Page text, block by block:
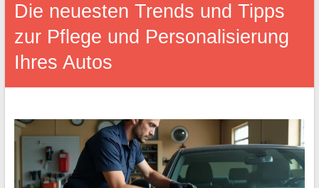
Die neuesten Trends und Tipps
zur Pflege und Personalisierung
Ihres Autos